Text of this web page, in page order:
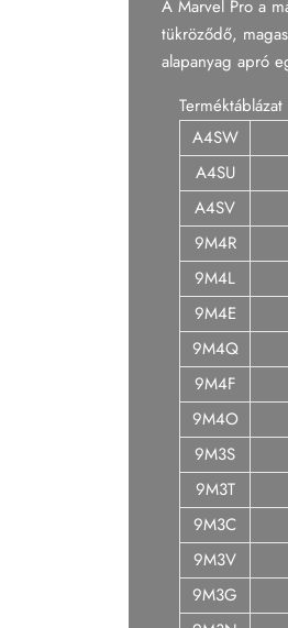
A Marvel Pro a
tükröződő,
alapanyag apró
Terméktáblázat
A4SW
A4SU
A4SV
9M4R
9M4L
9M4E
9M4Q
9M4F
9M4O
9M3S
9M3T
9M3C
9M3V
9M3G